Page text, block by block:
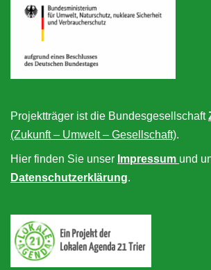
Projektträger ist die Bundesgesellschaft
(Zukunft – Umwelt – Gesellschaft).
Hier finden Sie unser Impressum und
Datenschutzerklärung.